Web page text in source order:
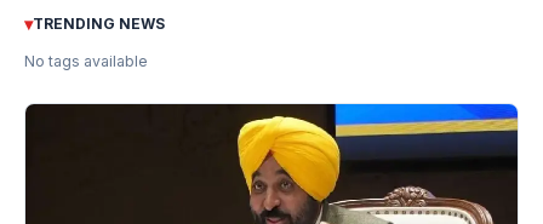
▾TRENDING NEWS
No tags available